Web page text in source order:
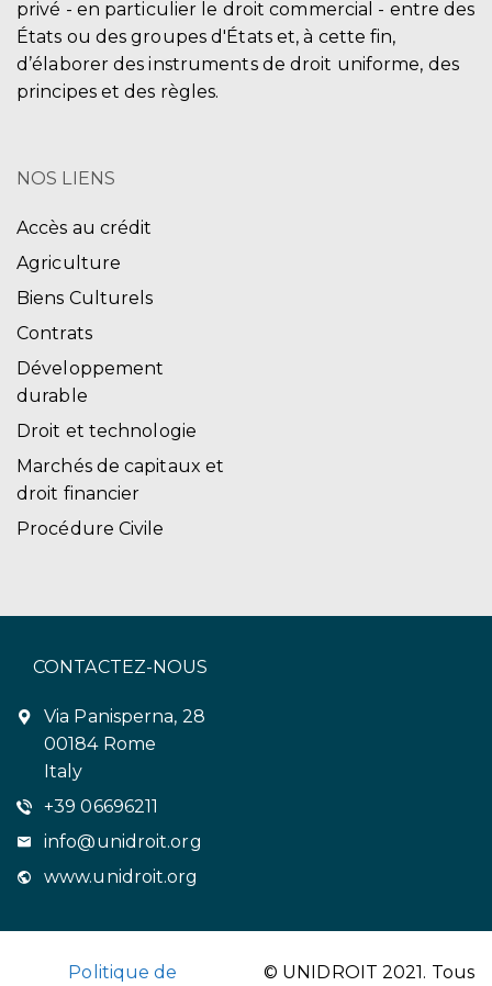
privé - en particulier le droit commercial - entre des
États ou des groupes d'États et, à cette fin,
d’élaborer des instruments de droit uniforme, des
principes et des règles.
NOS LIENS
Accès au crédit
Agriculture
Biens Culturels
Contrats
Développement
durable
Droit et technologie
Marchés de capitaux et
droit financier
Procédure Civile
CONTACTEZ-NOUS
Via Panisperna, 28
00184 Rome
Italy
+39 06696211
info@unidroit.org
www.unidroit.org
Politique de
© UNIDROIT 2021. Tous